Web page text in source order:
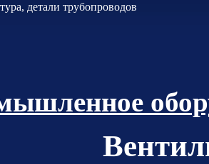
детали трубопроводов